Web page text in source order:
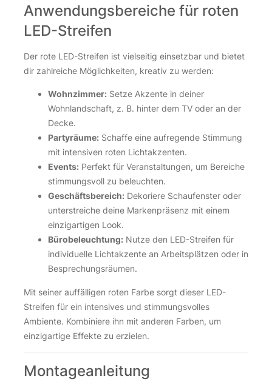
Anwendungsbereiche für roten
LED-Streifen
Der rote LED-Streifen ist vielseitig einsetzbar und bietet
dir zahlreiche Möglichkeiten, kreativ zu werden:
Wohnzimmer: Setze Akzente in deiner
Wohnlandschaft, z. B. hinter dem TV oder an der
Decke.
Partyräume: Schaffe eine aufregende Stimmung
mit intensiven roten Lichtakzenten.
Events: Perfekt für Veranstaltungen, um Bereiche
stimmungsvoll zu beleuchten.
Geschäftsbereich: Dekoriere Schaufenster oder
unterstreiche deine Markenpräsenz mit einem
einzigartigen Look.
Bürobeleuchtung: Nutze den LED-Streifen für
individuelle Lichtakzente an Arbeitsplätzen oder in
Besprechungsräumen.
Mit seiner auffälligen roten Farbe sorgt dieser LED-
Streifen für ein intensives und stimmungsvolles
Ambiente. Kombiniere ihn mit anderen Farben, um
einzigartige Effekte zu erzielen.
Montageanleitung